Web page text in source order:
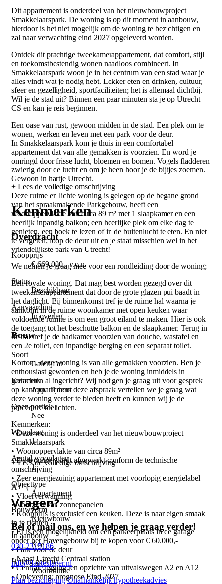
Dit appartement is onderdeel van het nieuwbouwproject
Smakkelaarspark. De woning is op dit moment in aanbouw,
hierdoor is het niet mogelijk om de woning te bezichtigen en
zal naar verwachting eind 2027 opgeleverd worden.
Ontdek dit prachtige tweekamerappartement, dat comfort, stijl
en toekomstbestendig wonen naadloos combineert. In
Smakkelaarspark woon je in het centrum van een stad waar je
alles vindt wat je nodig hebt. Lekker eten en drinken, cultuur,
sfeer en gezelligheid, sportfaciliteiten; het is allemaal dichtbij.
Wil je de stad uit? Binnen een paar minuten sta je op Utrecht
CS en kan je reis beginnen.
Een oase van rust, gewoon midden in de stad. Een plek om te
wonen, werken en leven met een park voor de deur.
In Smakkelaarspark kom je thuis in een comfortabel
appartement dat van alle gemakken is voorzien. En word je
omringd door frisse lucht, bloemen en bomen. Vogels fladderen
zwierig door de lucht en om je heen hoor je de bijtjes zoemen.
Gewoon in hartje Utrecht.
Deze ruime en lichte woning is gelegen op de begane grond
van het spraakmakende Parkgebouw, heeft een
woonoppervlakte van circa 89 m² met 1 slaapkamer en een
heerlijk inpandig balkon; een heerlijke plek om elke dag te
genieten, een boek te lezen of in de buitenlucht te eten. En niet
te vergeten; loop de deur uit en je staat misschien wel in het
vriendelijkste park van Utrecht!
We nemen je graag mee voor een rondleiding door de woning;
Een royale woning. Dat mag best worden gezegd over dit
tweekamerappartement dat door de grote glazen pui baadt in
het daglicht. Bij binnenkomst tref je de ruime hal waarna je
aankomt in de ruime woonkamer met open keuken waar
voldoende ruimte is om een groot eiland te maken. Hier is ook
de toegang tot het beschutte balkon en de slaapkamer. Terug in
de hal tref je de badkamer voorzien van douche, wastafel en
een 2e toilet, een inpandige berging en een separaat toilet.
Kortom, deze woning is van alle gemakken voorzien. Ben je
enthousiast geworden en heb je de woning inmiddels in
gedachten al ingericht? Wij nodigen je graag uit voor gesprek
op kantoor. Tijdens deze afspraak vertellen we je graag wat
deze woning verder te bieden heeft en kunnen wij je de
procedure toelichten.
Kenmerken:
• Deze woning is onderdeel van het nieuwbouwproject
Smakkelaarspark
• Woonoppervlakte van circa 89m²
• De woning wordt afgewerkt conform de technische
omschrijving
• Zeer energiezuinig appartement met voorlopig energielabel
A++(+)
• Vloerverwarming
• Voorzien van zonnepanelen
• Koopprijs is exclusief een keuken. Deze is naar eigen smaak
in te richten
• Er is een mogelijkheid om een parkeerplaats in de garage
onder het Havengebouw bij te kopen voor € 60.000,-
• Park voor de deur
• Naast Utrecht Centraal station
• Centrale ligging ten opzichte van uitvalswegen A2 en A12
• Oplevering: prognose Eind 2027
+ Lees de volledige omschrijving
Kenmerken
Overdracht
Koopprijs
€ 669.000,- v.o.n.
Status
Beschikbaar
Aanvaarding
In overleg
Bouw
Soort
Galerijflat
Kenmerk
Appartement
Open portiek
Nee
Woonlaag
1
Aantal woonlagen
1
Objecttype
Appartement
Bouwvorm
Nieuwbouw
In aanbouw
Nee
Huidig gebruik
Woonruimte
+ Lees de volledige omschrijving
Vragen?
Bel of mail ons, en we helpen je graag verder!
030-2315186
info@lauteslager.nl
Plan bezichtiging Onafhankelijk hypotheekadvies